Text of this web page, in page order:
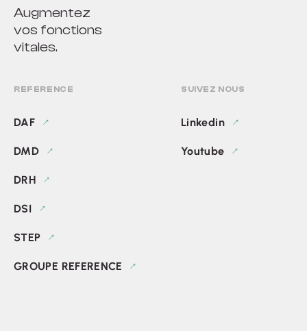
Augmentez
vos fonctions
vitales.
REFERENCE
DAF
DMD
DRH
DSI
STEP
GROUPE REFERENCE
SUIVEZ NOUS
Linkedin
Youtube